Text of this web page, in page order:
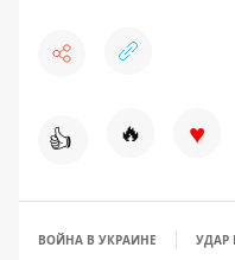
👍 🔥 ♥
ВОЙНА В УКРАИНЕ УДАР